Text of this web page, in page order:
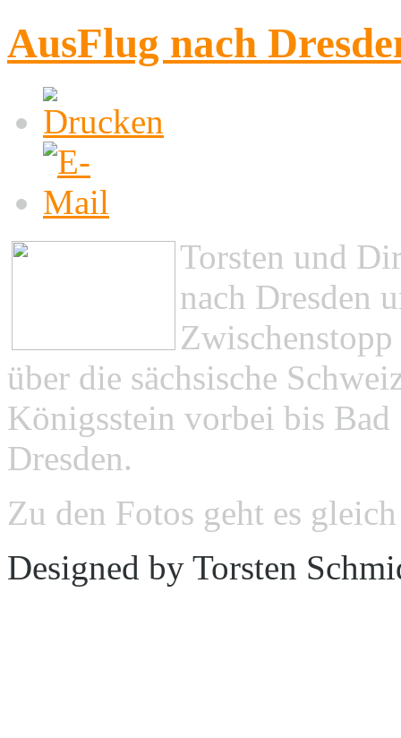
AusFlug nach
Torsten und
nach Dresden
über die sächsische
Königsstein vorbei bis Bad
Dresden.
Zu den Fotos geht es
Designed by Torsten